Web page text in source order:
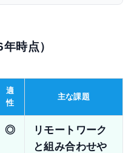
時点）
適
性
主な課題
◎
リモートワーク
と組み合わせや